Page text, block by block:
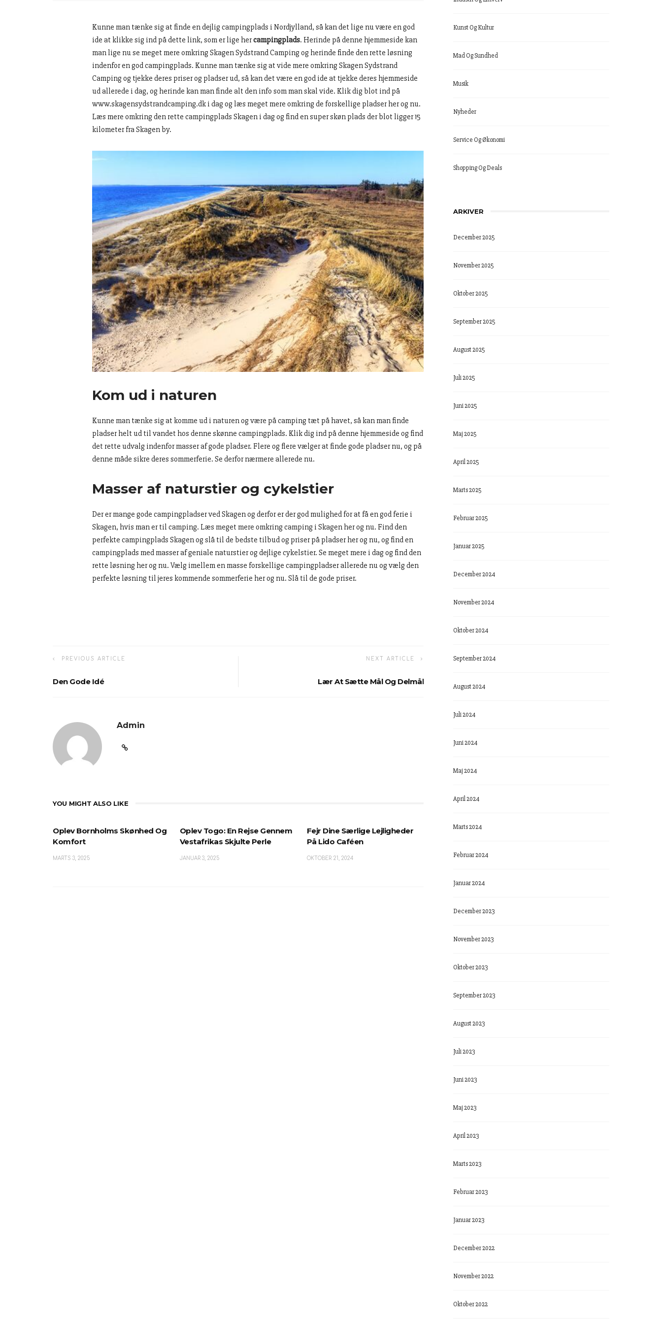
Kunne man tænke sig at finde en dejlig campingplads i Nordjylland, så kan det lige nu være en god
ide at klikke sig ind på dette link, som er lige hercampingplads. Herinde på denne hjemmeside kan
man lige nu se meget mere omkring Skagen Sydstrand Camping og herinde finde den rette løsning
indenfor en god campingplads. Kunne man tænke sig at vide mere omkring Skagen Sydstrand
Camping og tjekke deres priser og pladser ud, så kan det være en god ide at tjekke deres hjemmeside
ud allerede i dag, og herinde kan man finde alt den info som man skal vide. Klik dig blot ind på
www.skagensydstrandcamping.dk i dag og læs meget mere omkring de forskellige pladser her og nu.
Læs mere omkring den rette campingplads Skagen i dag og find en super skøn plads der blot ligger 15
kilometer fra Skagen by.
Kom ud i naturen
Kunne man tænke sig at komme ud i naturen og være på camping tæt på havet, så kan man finde
pladser helt ud til vandet hos denne skønne campingplads. Klik dig ind på denne hjemmeside og find
det rette udvalg indenfor masser af gode pladser. Flere og flere vælger at finde gode pladser nu, og på
denne måde sikre deres sommerferie. Se derfor nærmere allerede nu.
Masser af naturstier og cykelstier
Der er mange gode campingpladser ved Skagen og derfor er der god mulighed for at få en god ferie i
Skagen, hvis man er til camping. Læs meget mere omkring camping i Skagen her og nu. Find den
perfekte campingplads Skagen og slå til de bedste tilbud og priser på pladser her og nu, og find en
campingplads med masser af geniale naturstier og dejlige cykelstier. Se meget mere i dag og find den
rette løsning her og nu. Vælg imellem en masse forskellige campingpladser allerede nu og vælg den
perfekte løsning til jeres kommende sommerferie her og nu. Slå til de gode priser.
PREVIOUS ARTICLE
Den Gode Idé
NEXT ARTICLE
Lær At Sætte Mål Og Delmål
Admin
YOU MIGHT ALSO LIKE
Oplev Bornholms Skønhed Og
Komfort
MARTS 3, 2025
Oplev Togo: En Rejse Gennem
Vestafrikas Skjulte Perle
JANUAR 3, 2025
Fejr Dine Særlige Lejligheder
På Lido Caféen
OKTOBER 21, 2024
Kunst Og Kultur
Mad Og Sundhed
Musik
Nyheder
Service Og Økonomi
Shopping Og Deals
ARKIVER
December 2025
November 2025
Oktober 2025
September 2025
August 2025
Juli 2025
Juni 2025
Maj 2025
April 2025
Marts 2025
Februar 2025
Januar 2025
December 2024
November 2024
Oktober 2024
September 2024
August 2024
Juli 2024
Juni 2024
Maj 2024
April 2024
Marts 2024
Februar 2024
Januar 2024
December 2023
November 2023
Oktober 2023
September 2023
August 2023
Juli 2023
Juni 2023
Maj 2023
April 2023
Marts 2023
Februar 2023
Januar 2023
December 2022
November 2022
Oktober 2022